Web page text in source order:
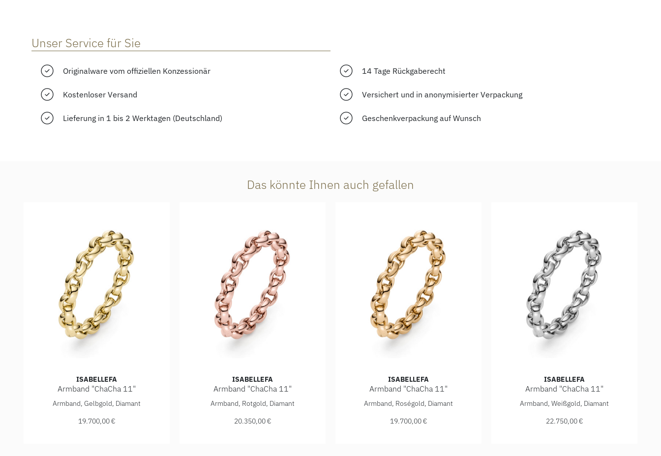
Unser Service für Sie
Originalware vom offiziellen Konzessionär 14 Tage Rückgaberecht
Kostenloser Versand Versichert und in anonymisierter Verpackung
Lieferung in 1 bis 2 Werktagen (Deutschland) Geschenkverpackung auf Wunsch
Das könnte Ihnen auch gefallen
ISABELLEFA
Armband "ChaCha 11"
IsabelleFa Armband "ChaCha 11", Ref: 04111/20BKL-GG, Preis: 19.700,00 €
Armband, Gelbgold, Diamant
19.700,00 €
ISABELLEFA
Armband "ChaCha 11"
IsabelleFa Armband "ChaCha 11", Ref: 04111/20BKL-RR, Preis: 20.350,00 €
Armband, Rotgold, Diamant
20.350,00 €
ISABELLEFA
Armband "ChaCha 11"
IsabelleFa Armband "ChaCha 11", Ref: 04111/20BKL-ROS, Preis: 19.700,00 €
Armband, Roségold, Diamant
19.700,00 €
ISABELLEFA
Armband "ChaCha 11"
IsabelleFa Armband "ChaCha 11", Ref:
Armband, Weißgold, Diamant
22.750,00 €